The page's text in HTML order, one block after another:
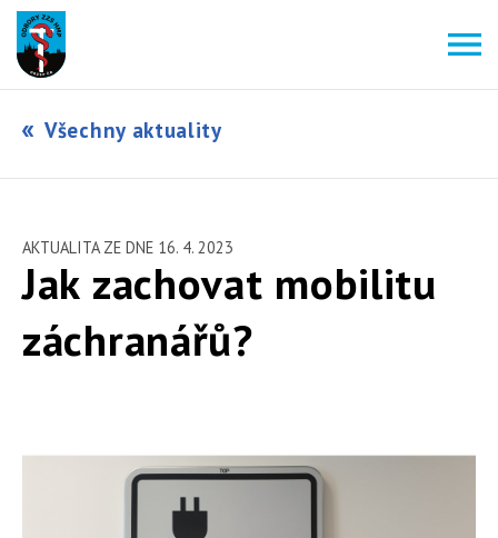
Všechny aktuality
AKTUALITA ZE DNE 16. 4. 2023
Jak zachovat mobilitu
záchranářů?